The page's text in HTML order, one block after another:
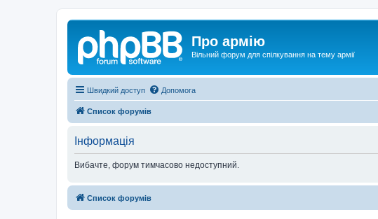
Про армію
Вільний форум для спілкування на тему армії
Швидкий доступ Допомога
Список форумів
Інформація
Вибачте, форум тимчасово недоступний.
Список форумів